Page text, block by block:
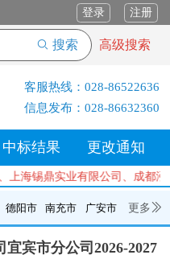
登录 注册
搜索 高级搜索
客服热线： 028-86522636
信息发布： 028-86632360
中标结果 更改通知
实业有限公司、
德阳市 南充市 广安市 更多
南充市 广安市
遂宁市
宾市分公司2026-2027